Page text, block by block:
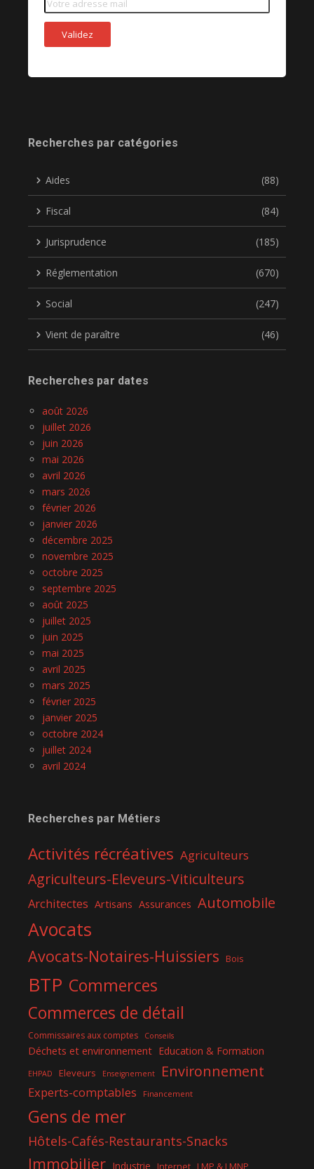
Recherches par catégories
Aides (88)
Fiscal (84)
Jurisprudence (185)
Réglementation (670)
Social (247)
Vient de paraître (46)
Recherches par dates
août 2026
juillet 2026
juin 2026
mai 2026
avril 2026
mars 2026
février 2026
janvier 2026
décembre 2025
novembre 2025
octobre 2025
septembre 2025
août 2025
juillet 2025
juin 2025
mai 2025
avril 2025
mars 2025
février 2025
janvier 2025
octobre 2024
juillet 2024
avril 2024
Recherches par Métiers
Activités récréatives Agriculteurs
Agriculteurs-Eleveurs-Viticulteurs
Architectes Artisans Assurances Automobile
Avocats
Avocats-Notaires-Huissiers Bois
BTP Commerces
Commerces de détail
Commissaires aux comptes Conseils
Déchets et environnement Education & Formation
EHPAD Eleveurs Enseignement Environnement
Experts-comptables Financement
Gens de mer
Hôtels-Cafés-Restaurants-Snacks
Immobilier Industrie Internet LMP & LMNP